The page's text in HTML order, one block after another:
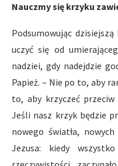
Nauczmy się krzyku
Podsumowując dzisiejszą
uczyć się od
nadziei, gdy nadejdzie
Papież. – Nie po to, aby
to, aby krzyczeć
Jeśli nasz krzyk będzie
nowego światła,
Jezusa: kiedy